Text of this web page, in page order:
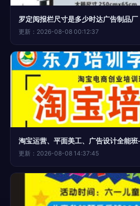
罗定阅报栏尺寸是多少时达广告制品厂
更新：2026-08-08 00:12:37
更新：2026-08-08 14:37:45